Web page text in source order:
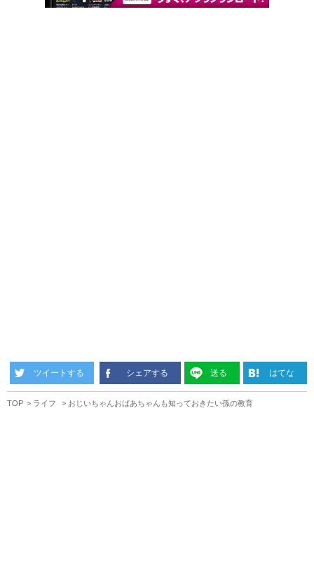
ツイートする シェアする 送る はてな
TOP ライフ おじいちゃんおばあちゃんも知っておきたい孫の教育